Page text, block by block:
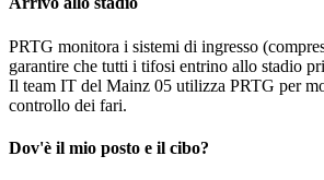
PRTG monitora i sistemi di ingresso
garantire che tutti i tifosi entrino allo stadio
Il team IT del Mainz 05 utilizza PRTG per
controllo dei fari.
Dov'è il mio posto e il cibo?